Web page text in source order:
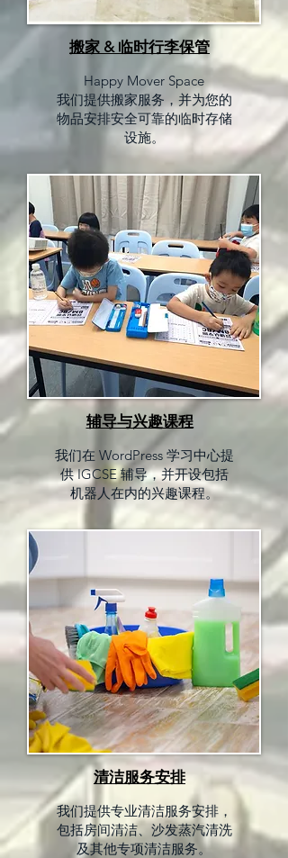
搬家 & 临时行李保管
Happy Mover Space
我们提供搬家服务，并为您的
物品安排安全可靠的临时存储
设施。
辅导与兴趣课程
我们在 WordPress 学习中心提
供 IGCSE 辅导，并开设包括
机器人在内的兴趣课程。
清洁服务安排
我们提供专业清洁服务安排，
包括房间清洁、沙发蒸汽清洗
及其他专项清洁服务。